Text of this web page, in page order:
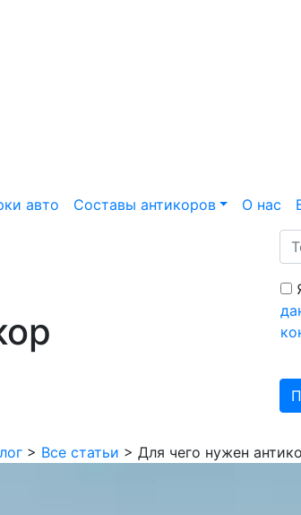
авто Составы антикоров О нас
> Все статьи > Для чего нужен